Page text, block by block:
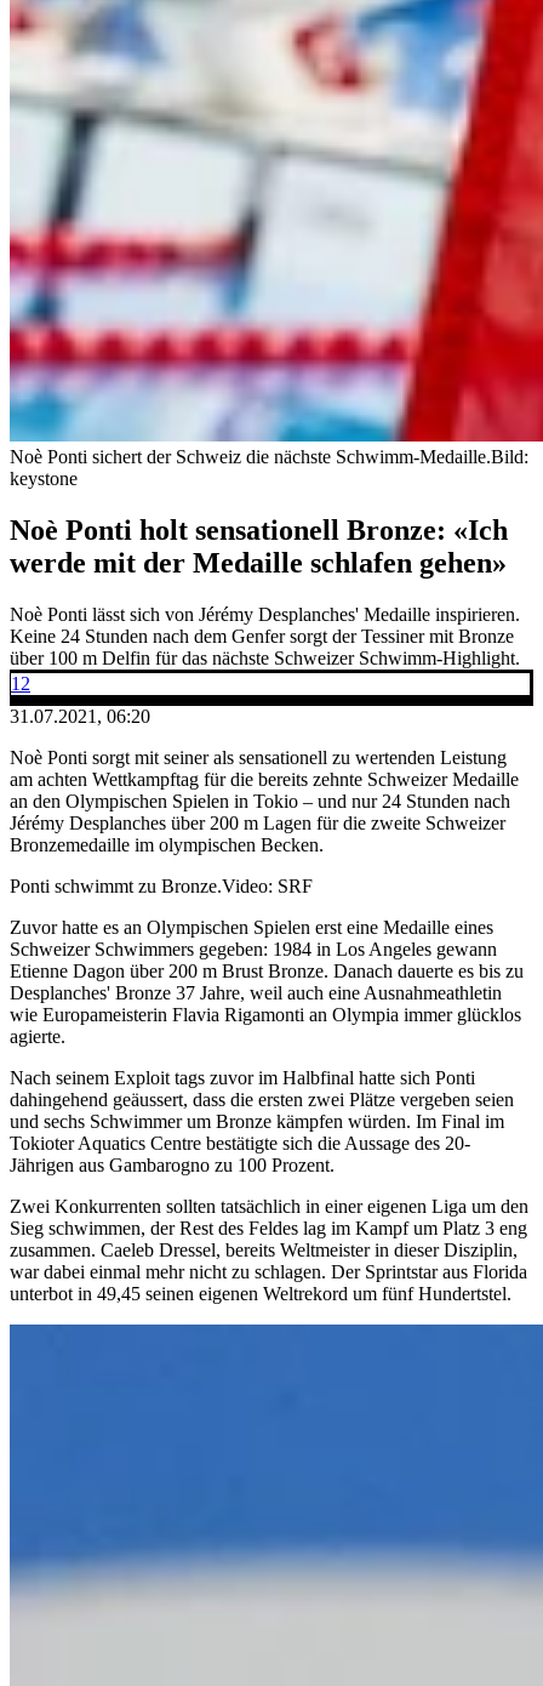
Noè Ponti sichert der Schweiz die nächste Schwimm-Medaille.Bild:
keystone
Noè Ponti holt sensationell Bronze: «Ich
werde mit der Medaille schlafen gehen»
Noè Ponti lässt sich von Jérémy Desplanches' Medaille inspirieren.
Keine 24 Stunden nach dem Genfer sorgt der Tessiner mit Bronze
über 100 m Delfin für das nächste Schweizer Schwimm-Highlight.
12
31.07.2021, 06:20
Noè Ponti sorgt mit seiner als sensationell zu wertenden Leistung
am achten Wettkampftag für die bereits zehnte Schweizer Medaille
an den Olympischen Spielen in Tokio – und nur 24 Stunden nach
Jérémy Desplanches über 200 m Lagen für die zweite Schweizer
Bronzemedaille im olympischen Becken.
Ponti schwimmt zu Bronze.Video: SRF
Zuvor hatte es an Olympischen Spielen erst eine Medaille eines
Schweizer Schwimmers gegeben: 1984 in Los Angeles gewann
Etienne Dagon über 200 m Brust Bronze. Danach dauerte es bis zu
Desplanches' Bronze 37 Jahre, weil auch eine Ausnahmeathletin
wie Europameisterin Flavia Rigamonti an Olympia immer glücklos
agierte.
Nach seinem Exploit tags zuvor im Halbfinal hatte sich Ponti
dahingehend geäussert, dass die ersten zwei Plätze vergeben seien
und sechs Schwimmer um Bronze kämpfen würden. Im Final im
Tokioter Aquatics Centre bestätigte sich die Aussage des 20-
Jährigen aus Gambarogno zu 100 Prozent.
Zwei Konkurrenten sollten tatsächlich in einer eigenen Liga um den
Sieg schwimmen, der Rest des Feldes lag im Kampf um Platz 3 eng
zusammen. Caeleb Dressel, bereits Weltmeister in dieser Disziplin,
war dabei einmal mehr nicht zu schlagen. Der Sprintstar aus Florida
unterbot in 49,45 seinen eigenen Weltrekord um fünf Hundertstel.